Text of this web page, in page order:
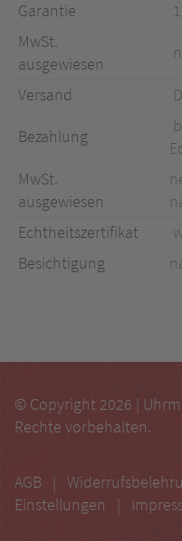
Garantie
MwSt.
ausgewiesen
Versand
Bezahlung
MwSt.
ausgewiesen
Echtheitszertifikat
Besichtigung
© Copyright 2026 |
Rechte vorbehalten.
AGB
Einstellungen